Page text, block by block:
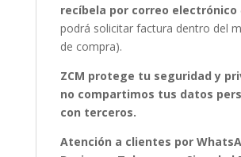
recíbela por correo electrónico
podrá solicitar factura dentro del
de compra).
ZCM protege tu seguridad y
no compartimos tus datos
con terceros.
Atención a clientes por